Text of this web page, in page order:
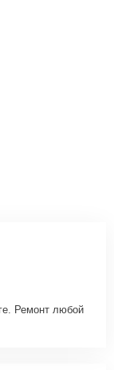
Ремонт любой